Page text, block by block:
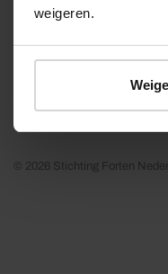
weigeren.
© 2026 Stichting Forten